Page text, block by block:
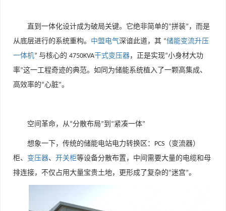
直到一体化设计成为破局关键。它绝非简单的“拼装” ，而是
从底层进行的系统重构。 中盟电气深谙此道，其 “储能变流升压
一体机” 与核心的 4750KVA干式变压器，正是实现“小身材大功
率”这一工程奇迹的典范。如同为储能系统植入了一颗高集成、
高效率的“心脏”。
空间革命，从“分散布局”到 “紧凑一体”
想象一下，传统的储能电站电力转换区： PCS （变流器）
柜、 变压器、 开关柜等设备分散布置，中间需要大量的电缆和母
排连接，不仅占用大量宝贵土地，更形成了复杂的“迷宫”。